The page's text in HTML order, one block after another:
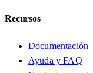
Recursos
Documentación
Ayuda y FAQ